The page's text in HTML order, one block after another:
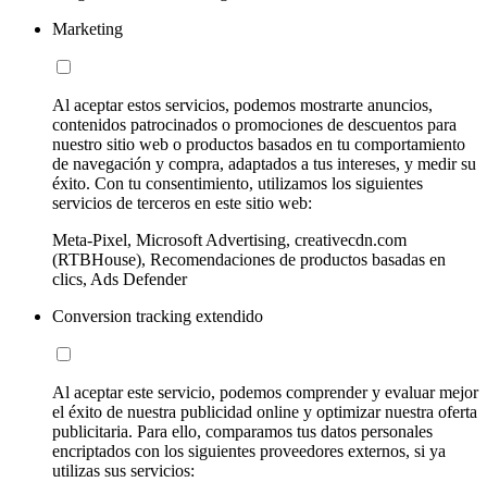
Marketing
Al aceptar estos servicios, podemos mostrarte anuncios,
contenidos patrocinados o promociones de descuentos para
nuestro sitio web o productos basados en tu comportamiento
de navegación y compra, adaptados a tus intereses, y medir su
éxito. Con tu consentimiento, utilizamos los siguientes
servicios de terceros en este sitio web:
Meta-Pixel, Microsoft Advertising, creativecdn.com
(RTBHouse), Recomendaciones de productos basadas en
clics, Ads Defender
Conversion tracking extendido
Al aceptar este servicio, podemos comprender y evaluar mejor
el éxito de nuestra publicidad online y optimizar nuestra oferta
publicitaria. Para ello, comparamos tus datos personales
encriptados con los siguientes proveedores externos, si ya
utilizas sus servicios: